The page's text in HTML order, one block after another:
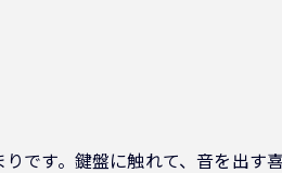
です。鍵盤に触れて、音を出す